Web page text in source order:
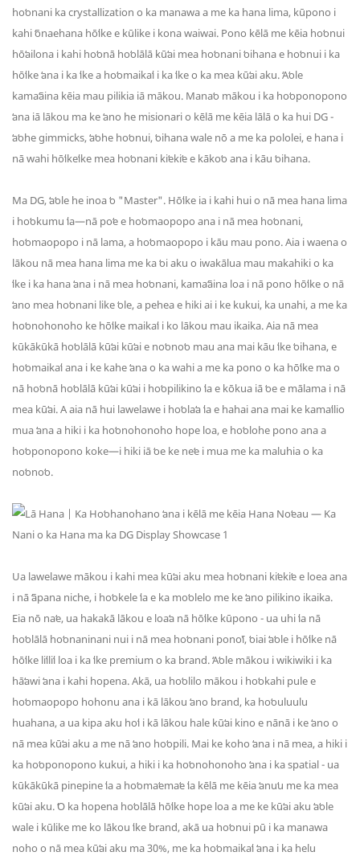
hoʻonani ka crystallization o ka manawa a me ka hana lima, kūpono i
kahi ʻōnaehana hōʻike e kūlike i kona waiwai. Pono kēlā me kēia hoʻonui
hōʻailona i kahi hoʻonā hoʻolālā kūʻai mea hoʻonani ʻoihana e hoʻonui i ka
hōʻike ʻana i ka ʻike a hoʻomaikaʻi i ka ʻike o ka mea kūʻai aku. ʻAʻole
kamaʻāina kēia mau pilikia iā mākou. Manaʻo mākou i ka hoʻoponopono
ʻana iā lākou ma ke ʻano he misionari o kēlā me kēia lālā o ka hui DG -
ʻaʻohe gimmicks, ʻaʻohe hoʻonui, ʻoihana wale nō a me ka pololei, e hana i
nā wahi hōʻikeʻike mea hoʻonani kiʻekiʻe e kākoʻo ana i kāu ʻoihana.
Ma DG, ʻaʻole he inoa ʻo "Master". Hōʻike ia i kahi hui o nā mea hana lima
i hoʻokumu ʻia—nā poʻe e hoʻomaopopo ana i nā mea hoʻonani,
hoʻomaopopo i nā lama, a hoʻomaopopo i kāu mau pono. Aia i waena o
lākou nā mea hana lima me ka ʻoi aku o iwakālua mau makahiki o ka
ʻike i ka hana ʻana i nā mea hoʻonani, kamaʻāina loa i nā pono hōʻike o nā
ʻano mea hoʻonani like ʻole, a pehea e hiki ai i ke kukui, ka unahi, a me ka
hoʻonohonoho ke hōʻike maikaʻi i ko lākou mau ikaika. Aia nā mea
kūkākūkā hoʻolālā kūʻai kūʻai e noʻonoʻo mau ana mai kāu ʻike ʻoihana, e
hoʻomaikaʻi ana i ke kahe ʻana o ka wahi a me ka pono o ka hōʻike ma o
nā hoʻonā hoʻolālā kūʻai kūʻai i hoʻopilikino ʻia e kōkua iā ʻoe e mālama i nā
mea kūʻai. A aia nā hui lawelawe i hoʻolaʻa ʻia e hahai ana mai ke kamaʻilio
mua ʻana a hiki i ka hoʻonohonoho hope loa, e hoʻolohe pono ana a
hoʻoponopono koke—i hiki iā ʻoe ke neʻe i mua me ka maluhia o ka
noʻonoʻo.
Ua lawelawe mākou i kahi mea kūʻai aku mea hoʻonani kiʻekiʻe e loea ana
i nā ʻāpana niche, i hoʻokele ʻia e ka moʻolelo me ke ʻano pilikino ikaika.
Eia nō naʻe, ua hakakā lākou e loaʻa nā hōʻike kūpono - ua uhi ʻia nā
hoʻolālā hoʻonaninani nui i nā mea hoʻonani ponoʻī, ʻoiai ʻaʻole i hōʻike nā
hōʻike liʻiliʻi loa i ka ʻike premium o ka brand. ʻAʻole mākou i wikiwiki i ka
hāʻawi ʻana i kahi hopena. Akā, ua hoʻolilo mākou i hoʻokahi pule e
hoʻomaopopo hohonu ana i kā lākou ʻano brand, ka hoʻouluulu
huahana, a ua kipa aku hoʻi i kā lākou hale kūʻai kino e nānā i ke ʻano o
nā mea kūʻai aku a me nā ʻano hoʻopili. Mai ke koho ʻana i nā mea, a hiki i
ka hoʻoponopono kukui, a hiki i ka hoʻonohonoho ʻana i ka spatial - ua
kūkākūkā pinepine ʻia a hoʻomaʻemaʻe ʻia kēlā me kēia ʻanuʻu me ka mea
kūʻai aku. ʻO ka hopena hoʻolālā hōʻike hope loa a me ke kūʻai aku ʻaʻole
wale i kūlike me ko lākou ʻike brand, akā ua hoʻonui pū i ka manawa
noho o nā mea kūʻai aku ma 30%, me ka hoʻomaikaʻi ʻana i ka helu